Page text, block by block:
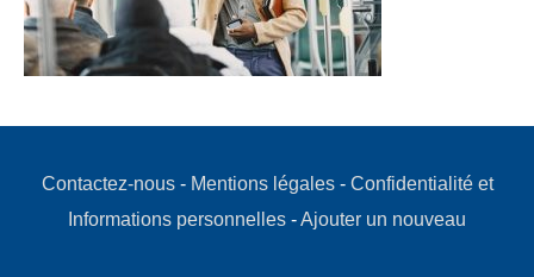
Contactez-nous- Mentions légales- Confidentialité et
Informations personnelles -Ajouter un nouveau